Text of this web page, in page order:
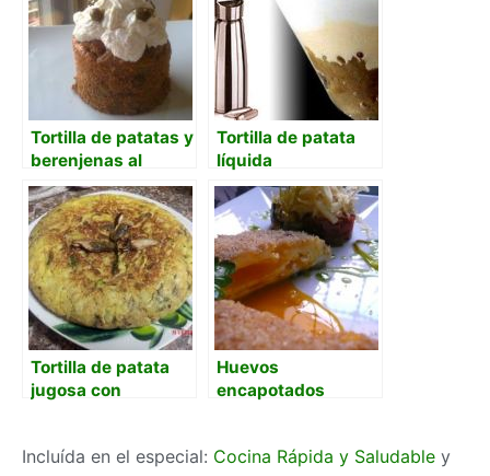
Tortilla de patatas y
berenjenas al
cacao
Tortilla de patata
líquida
Tortilla de patata
jugosa con
Huevos
encapotados
Incluída en el especial: Cocina Rápida y Saludable y